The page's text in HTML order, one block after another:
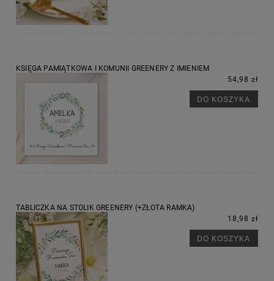
KSIĘGA PAMIĄTKOWA I KOMUNII GREENERY Z IMIENIEM
54,98 zł
DO KOSZYKA
TABLICZKA NA STOLIK GREENERY (+ZŁOTA RAMKA)
18,98 zł
DO KOSZYKA